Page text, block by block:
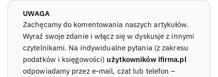
UWAGA
Zachęcamy do komentowania naszych artykułów.
Wyraź swoje zdanie i włącz się w dyskusje z innymi
czytelnikami. Na indywidualne pytania (z zakresu
podatków i księgowości) użytkowników ifirma.pl
odpowiadamy przez e-mail, czat lub telefon –